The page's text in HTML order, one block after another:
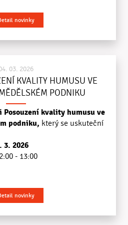
novinky
03. 2026
KVALITY HUMUSU VE
PODNIKU
Posouzení kvality humusu ve
podniku, který se uskuteční
3. 2026
- 13:00
novinky